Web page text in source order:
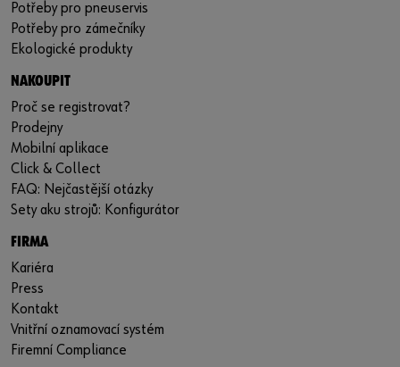
Potřeby pro pneuservis
Potřeby pro zámečníky
Ekologické produkty
NAKOUPIT
Proč se registrovat?
Prodejny
Mobilní aplikace
Click & Collect
FAQ: Nejčastější otázky
Sety aku strojů: Konfigurátor
FIRMA
Kariéra
Press
Kontakt
Vnitřní oznamovací systém
Firemní Compliance